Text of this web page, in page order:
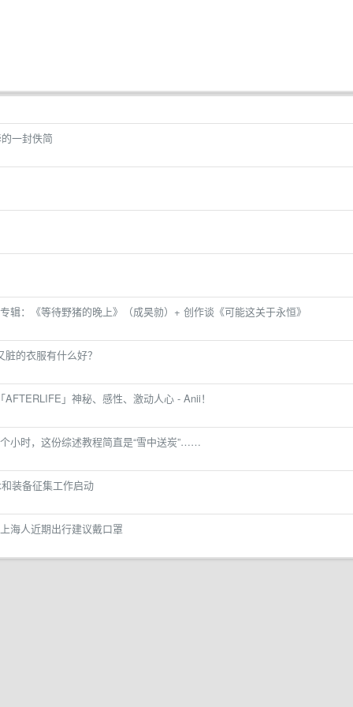
一封佚简
辑：《等待野猪的晚上》（成昊勍）+ 创作谈《可能这关于永恒》
的衣服有什么好？
」神秘、感性、激动人心 - Anii！
小时，这份综述教程简直是“雪中送炭”……
装备征集工作启动
海人近期出行建议戴口罩